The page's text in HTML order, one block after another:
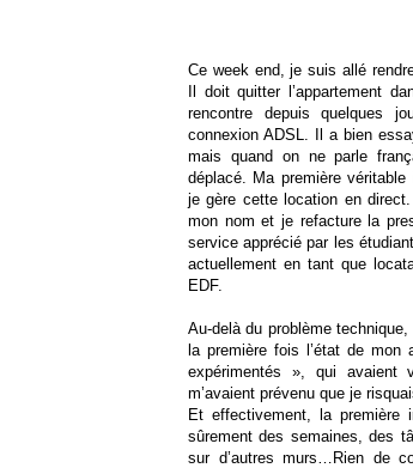
Ce week end, je suis allé
Il doit quitter l’appartement
rencontre depuis quelques
connexion ADSL. Il a bien
mais quand on ne parle
déplacé. Ma première
je gère cette location en
mon nom et je refacture la
service apprécié par les
actuellement en tant que
EDF.
Au-delà du problème
la première fois l’état de mon
expérimentés », qui avaient
m’avaient prévenu que je
Et effectivement, la
sûrement des semaines, des
sur d’autres murs…Rien de